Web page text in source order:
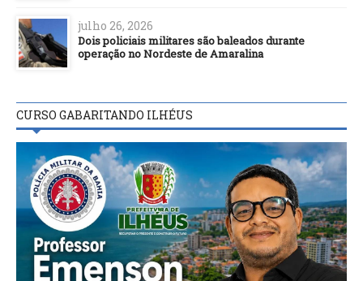
julho 26, 2026
Dois policiais militares são baleados durante
operação no Nordeste de Amaralina
CURSO GABARITANDO ILHÉUS